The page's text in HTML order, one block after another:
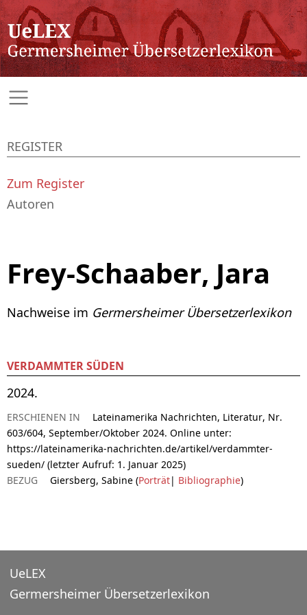
Frey-Schaaber, Jara
Nachweise im Germersheimer Übersetzerlexikon
VERDAMMTER SÜDEN
2024.
ERSCHIENEN IN
Lateinamerika Nachrichten, Literatur, Nr.
603/604, September/Oktober 2024. Online unter:
https://lateinamerika-nachrichten.de/artikel/verdammter-
sueden/ (letzter Aufruf: 1. Januar 2025)
BEZUG
Giersberg, Sabine (Porträt| Bibliographie)
REGISTER
Zum Register
Autoren
UeLEX
Germersheimer Übersetzerlexikon